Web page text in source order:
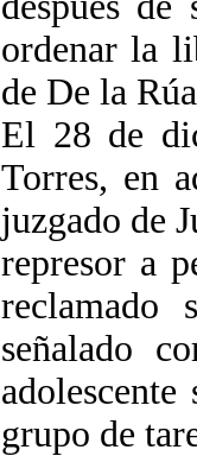
ordenar la
de De la
El 28 de
Torres, en
juzgado de
represor a
reclamado
señalado
grupo de